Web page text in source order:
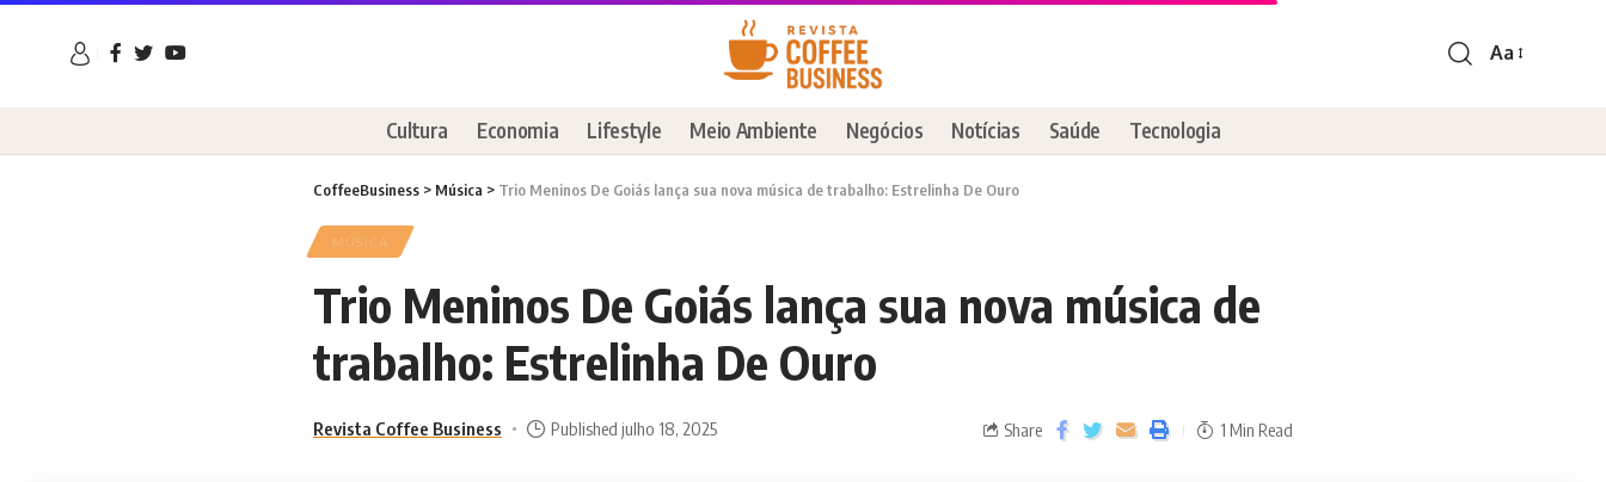
Aa
Cultura Economia Lifestyle Meio Ambiente Negócios Notícias Saúde Tecnologia
CoffeeBusiness > Música > Trio Meninos De Goiás lança sua nova música de trabalho: Estrelinha De Ouro
MÚSICA
Trio Meninos De Goiás lança sua nova música de
trabalho: Estrelinha De Ouro
Revista Coffee Business Published julho 18, 2025 Share 1 Min Read